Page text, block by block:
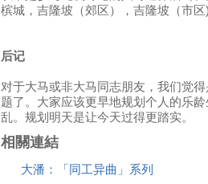
槟城，吉隆坡（郊区），吉隆坡（市
后记
对于大马或非大马同志朋友，我们觉
题了。大家应该更早地规划个人的乐
乱。规划明天是让今天过得更踏实。
相關連結
大潘：「同工异曲」系列